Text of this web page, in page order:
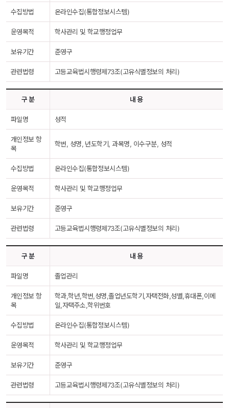
수집방법 온라인수집(통합정보시스템)
운영목적 학사관리 및 학교행정업무
보유기간 준영구
관련법령 고등교육법시행령제73조(고유식별정보의 처리)
구 분 내 용
파일명 성적
개인정보 항
목
학번, 성명, 년도학기, 과목명, 이수구분, 성적
수집방법 온라인수집(통합정보시스템)
운영목적 학사관리 및 학교행정업무
보유기간 준영구
관련법령 고등교육법시행령제73조(고유식별정보의 처리)
구 분 내 용
파일명 졸업관리
개인정보 항
목
학과,학년,학번,성명,졸업년도학기,자택전화,성별,휴대폰,이메
일,자택주소,학위번호
수집방법 온라인수집(통합정보시스템)
운영목적 학사관리 및 학교행정업무
보유기간 준영구
관련법령 고등교육법시행령제73조(고유식별정보의 처리)